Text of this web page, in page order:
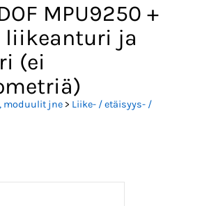
MPU9250 +
liikeanturi ja
(ei
moduulit jne> Liike- / etäisyys- /